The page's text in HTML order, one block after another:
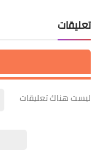
تعليقات
ليست هناك تعليقات